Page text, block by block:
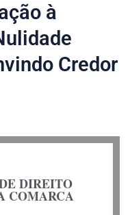
à
Credor
DIREITO
COMARCA